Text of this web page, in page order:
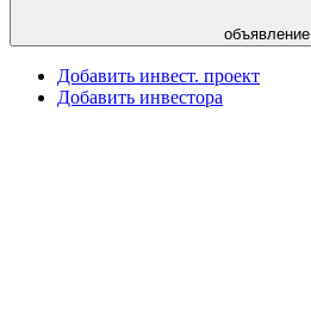
объявление
Добавить инвест. проект
Добавить инвестора